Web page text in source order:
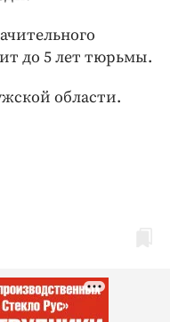
до 5 лет тюрьмы.
области.